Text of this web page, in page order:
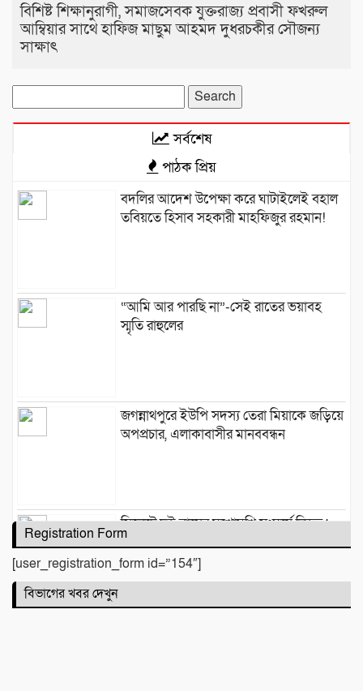
বিশিষ্ট শিক্ষানুরাগী, সমাজসেবক যুক্তরাজ্য প্রবাসী ফখরুল
আম্বিয়ার সাথে হাফিজ মাছুম আহমদ দুধরচকীর সৌজন্য
সাক্ষাৎ
for:
সর্বশেষ
পাঠক প্রিয়
বদলির আদেশ উপেক্ষা করে ঘাটাইলেই বহাল
তবিয়তে হিসাব সহকারী মাহফিজুর রহমান!
“আমি আর পারছি না”-সেই রাতের ভয়াবহ
স্মৃতি রাহুলের
জগন্নাথপুরে ইউপি সদস্য তেরা মিয়াকে জড়িয়ে
অপপ্রচার, এলাকাবাসীর মানববন্ধন
সিলেটে দুই বাসের মুখোমুখি সংঘর্ষে নিহত ৯
Registration Form
[user_registration_form id=”154″]
বিভাগের খবর দেখুন